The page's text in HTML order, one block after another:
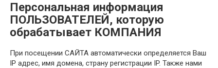
Персональная информация
ПОЛЬЗОВАТЕЛЕЙ, которую
обрабатывает КОМПАНИЯ
При посещении САЙТА автоматически определяется Ваш
IP адрес, имя домена, страну регистрации IP. Также нами